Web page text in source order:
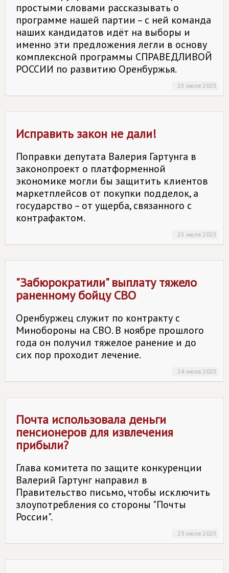
простыми словами рассказывать о
программе нашей партии – с ней команда
наших кандидатов идёт на выборы и
именно эти предложения легли в основу
комплексной программы СПРАВЕДЛИВОЙ
РОССИИ по развитию Оренбуржья.
25 июля 2025
Исправить закон не дали!
Поправки депутата Валерия Гартунга в
законопроект о платформенной
экономике могли бы защитить клиентов
маркетплейсов от покупки подделок, а
государство – от ущерба, связанного с
контрафактом.
25 июля 2025
"Забюрократили" выплату тяжело
раненному бойцу СВО
Оренбуржец служит по контракту с
Минобороны на СВО. В ноябре прошлого
года он получил тяжелое ранение и до
сих пор проходит лечение.
24 июля 2025
Почта использовала деньги
пенсионеров для извлечения
прибыли?
Глава комитета по защите конкуренции
Валерий Гартунг направил в
Правительство письмо, чтобы исключить
злоупотребления со стороны "Почты
России".
23 июля 2025